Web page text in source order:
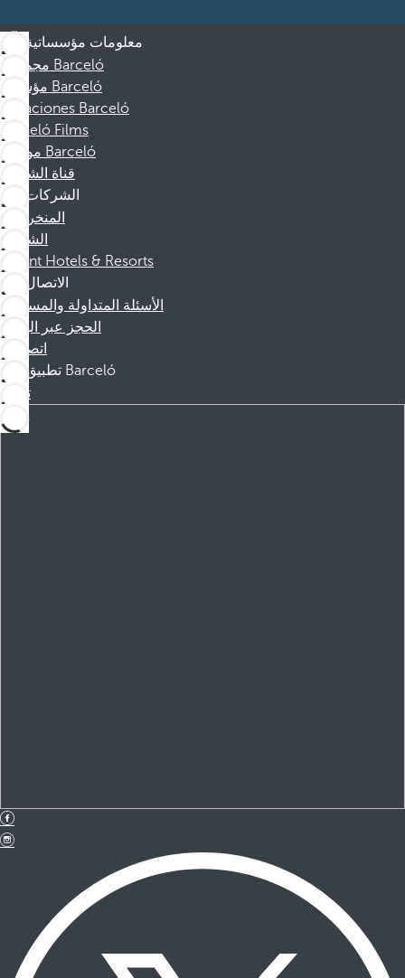
معلومات مؤسساتية
مجموعة Barceló
مؤسسة Barceló
Vacaciones Barceló
Barceló Films
موظفو Barceló
قناة الشكوى
الشركات
المنخرطين
الشركاء
Dorint Hotels & Resorts
الاتصال
الأسئلة المتداولة والمساعدة
الحجز عبر الهاتف
اتصل بنا
تطبيق Barceló
تنزيل